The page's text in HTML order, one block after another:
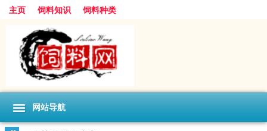
主页 饲料知识 饲料种类
网站导航